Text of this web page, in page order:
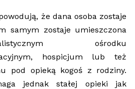
że dana osoba zostaje
samym zostaje umieszczona
ośrodku
hospicjum lub też
pod opieką kogoś z rodziny.
jednak stałej opieki jak